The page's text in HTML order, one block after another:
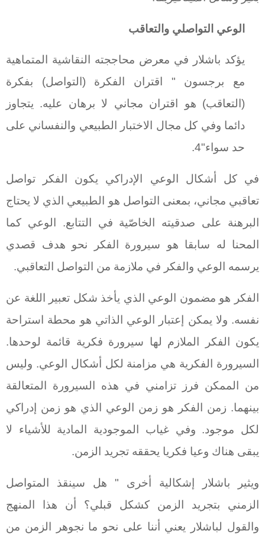
الوعي التواصلي والتعاقب
يؤكد باشلار في معرض محاججته النقاشية المتماهية
مع برجسون " اقتران الفكرة (التواصل) بفكرة
(التعاقب) هو اقتران مجاني لا برهان عليه. يتجاوز
دائما وفي كل مجال الاختبار الطبيعي والنفساني على
حد سواء"4.
في كل أشكال الوعي الإدراكي يكون الفكر تواصل
تعاقبي مجاني، بمعنى التواصل هو الطبيعي الذي لا يحتاج
البرهنة على صدقيته الخاصّية في التتابع. الوعي كما
المحنا له سابقا هو سيرورة الفكر نحو هدف قصدي
يرسمه الوعي والفكر في ملازمة من التواصل التعاقبي.
الفكر هو مضمون الوعي الذي يأخذ شكل تعبير اللغة عن
نفسه. ولا يمكن إعتبار الوعي الذاتي هو محطة استراحة
يكون الفكر الملازم لها سيرورة فكرية قائمة لوحدها.
السيرورة الفكرية هي مزامنة لكل أشكال الوعي. وليس
من الممكن فرز تزامني في هذه السيرورة المتعالقة
بينهما. زمن الفكر هو زمن الوعي الذي هو زمن إدراكي
لكل موجود. وفي غياب الموجودية المادية للأشياء لا
يبقى هناك وعيا فكريا يحققه تجريد الزمن.
ويثير باشلار إشكالية أخرى " هل سينقذ المتواصل
الزمني بتجريد الزمن كشكل قبلي؟ أن هذا المنهج
والقول لباشلار يعني أننا على نحو ما نجوهر الزمن من